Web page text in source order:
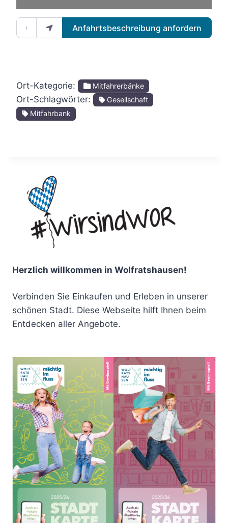
Gib deinen Standort ein.Anfahrtsbeschreibung anfordern
Ort-Kategorie: Mitfahrerbänke
Ort-Schlagwörter:
Gesellschaft
Mitfahrbank
Herzlich willkommen in Wolfratshausen!
Verbinden Sie Einkaufen und Erleben in unserer
schönen Stadt. Diese Webseite hilft Ihnen beim
Entdecken aller Angebote.